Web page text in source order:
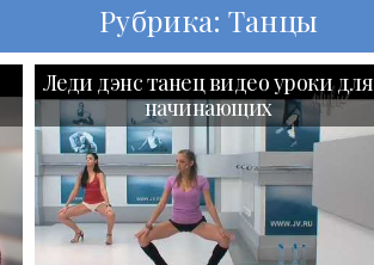
Рубрика: Танцы
Леди дэнс танец видео уроки для
начинающих